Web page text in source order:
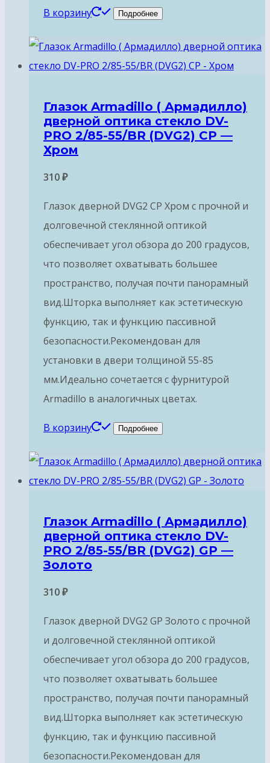
В корзину Подробнее
Глазок Armadillo ( Армадилло)
дверной оптика стекло DV-
PRO 2/85-55/BR (DVG2) CP —
Хром
310₽
Глазок дверной DVG2 CP Хром с прочной и
долговечной стеклянной оптикой
обеспечивает угол обзора до 200 градусов,
что позволяет охватывать большее
пространство, получая почти панорамный
вид.Шторка выполняет как эстетическую
функцию, так и функцию пассивной
безопасности.Рекомендован для
установки в двери толщиной 55-85
мм.Идеально сочетается с фурнитурой
Armadillo в аналогичных цветах.
В корзину Подробнее
Глазок Armadillo ( Армадилло)
дверной оптика стекло DV-
PRO 2/85-55/BR (DVG2) GP —
Золото
310₽
Глазок дверной DVG2 GP Золото с прочной
и долговечной стеклянной оптикой
обеспечивает угол обзора до 200 градусов,
что позволяет охватывать большее
пространство, получая почти панорамный
вид.Шторка выполняет как эстетическую
функцию, так и функцию пассивной
безопасности.Рекомендован для